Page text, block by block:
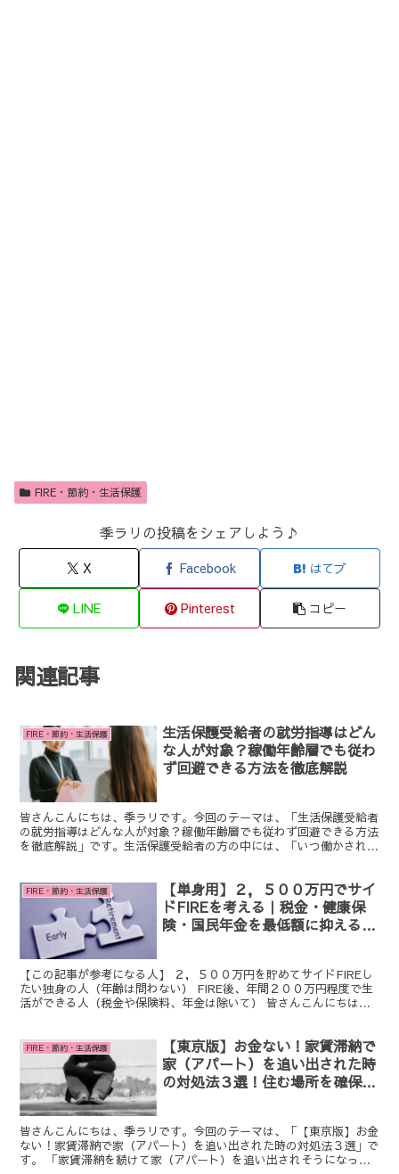
FIRE・節約・生活保護
季ラリの投稿をシェアしよう♪
X Facebook はてブ
LINE Pinterest コピー
関連記事
FIRE・節約・生活保護
生活保護受給者の就労指導はどん
な人が対象？稼働年齢層でも従わ
ず回避できる方法を徹底解説
皆さんこんにちは、季ラリです。今回のテーマは、「生活保護受給者
の就労指導はどんな人が対象？稼働年齢層でも従わず回避できる方法
を徹底解説」です。生活保護受給者の方の中には、「いつ働かされる
FIRE・節約・生活保護
【単身用】２，５００万円でサイ
ドFIREを考える｜税金・健康保
険・国民年金を最低額に抑える最
【この記事が参考になる人】 ２，５００万円を貯めてサイドFIREし
たい独身の人（年齢は問わない） FIRE後、年間２００万円程度で生
活ができる人（税金や保険料、年金は除いて） 皆さんこんにちは、
FIRE・節約・生活保護
【東京版】お金ない！家賃滞納で
家（アパート）を追い出された時
の対処法３選！住む場所を確保し
皆さんこんにちは、季ラリです。今回のテーマは、「【東京版】お金
ない！家賃滞納で家（アパート）を追い出された時の対処法３選」で
す。 「家賃滞納を続けて家（アパート）を追い出されそうになって